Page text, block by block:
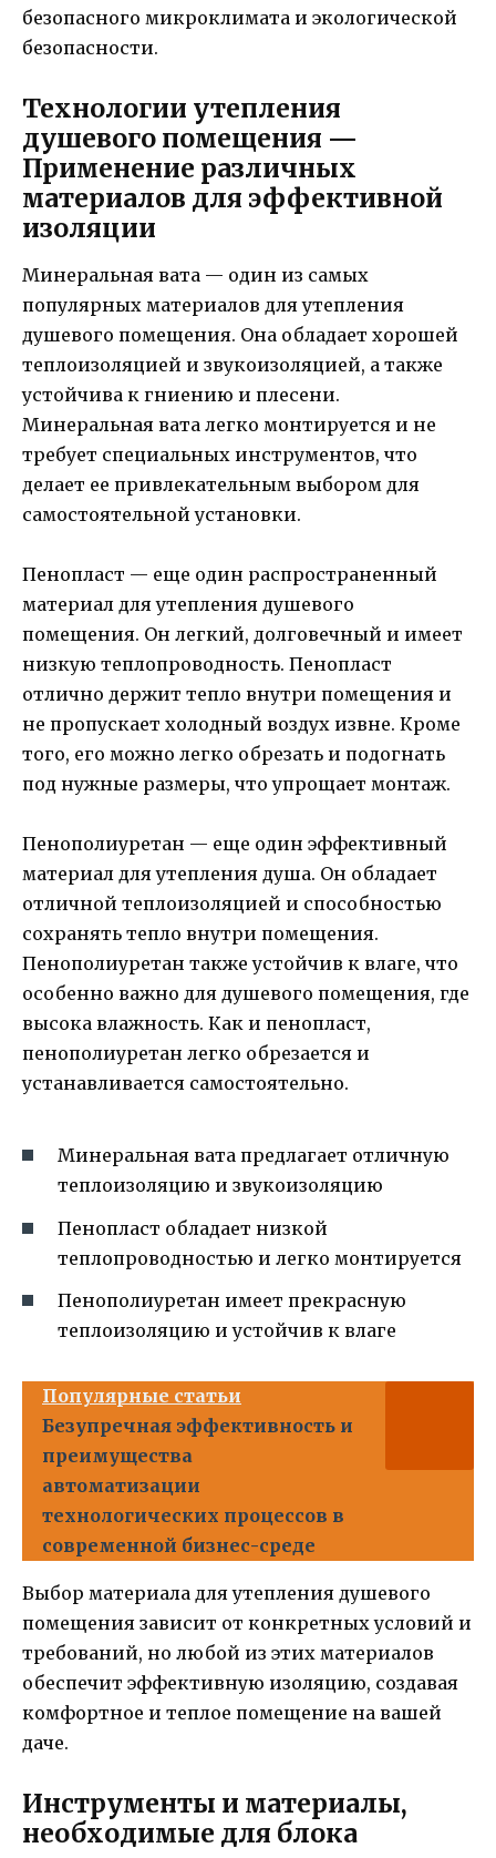
безопасного микроклимата и экологической
безопасности.
Технологии утепления
душевого помещения —
Применение различных
материалов для эффективной
изоляции
Минеральная вата — один из самых
популярных материалов для утепления
душевого помещения. Она обладает хорошей
теплоизоляцией и звукоизоляцией, а также
устойчива к гниению и плесени.
Минеральная вата легко монтируется и не
требует специальных инструментов, что
делает ее привлекательным выбором для
самостоятельной установки.
Пенопласт — еще один распространенный
материал для утепления душевого
помещения. Он легкий, долговечный и имеет
низкую теплопроводность. Пенопласт
отлично держит тепло внутри помещения и
не пропускает холодный воздух извне. Кроме
того, его можно легко обрезать и подогнать
под нужные размеры, что упрощает монтаж.
Пенополиуретан — еще один эффективный
материал для утепления душа. Он обладает
отличной теплоизоляцией и способностью
сохранять тепло внутри помещения.
Пенополиуретан также устойчив к влаге, что
особенно важно для душевого помещения, где
высока влажность. Как и пенопласт,
пенополиуретан легко обрезается и
устанавливается самостоятельно.
Минеральная вата предлагает отличную
теплоизоляцию и звукоизоляцию
Пенопласт обладает низкой
теплопроводностью и легко монтируется
Пенополиуретан имеет прекрасную
теплоизоляцию и устойчив к влаге
Популярные статьи
Безупречная эффективность и
преимущества
автоматизации
технологических процессов в
современной бизнес-среде
Выбор материала для утепления душевого
помещения зависит от конкретных условий и
требований, но любой из этих материалов
обеспечит эффективную изоляцию, создавая
комфортное и теплое помещение на вашей
даче.
Инструменты и материалы,
необходимые для блока